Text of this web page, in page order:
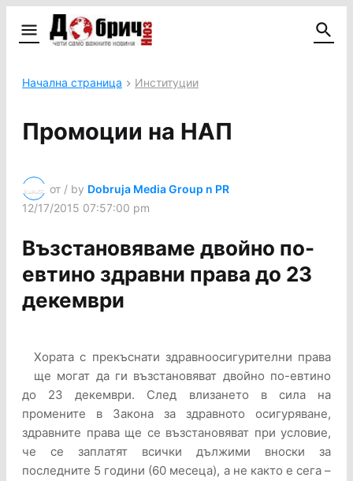
Начална страница Институции
Промоции на НАП
от / by Dobruja Media Group n PR
12/17/2015 07:57:00 pm
Възстановяваме двойно по-
евтино здравни права до 23
декември
Хората с прекъснати здравноосигурителни права
ще могат да ги възстановяват двойно по-евтино
до 23 декември. След влизането в сила на
промените в Закона за здравното осигуряване,
здравните права ще се възстановяват при условие,
че се заплатят всички дължими вноски за
последните 5 години (60 месеца), а не както е сега –